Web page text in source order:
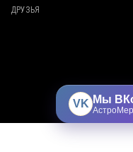
ДРУЗЬЯ
VK Мы